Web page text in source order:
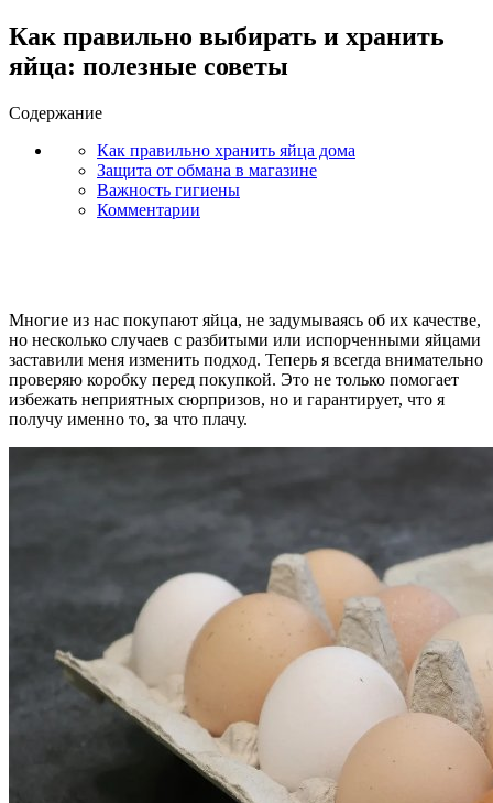
Как правильно выбирать и хранить
яйца: полезные советы
Содержание
Как правильно хранить яйца дома
Защита от обмана в магазине
Важность гигиены
Комментарии
Многие из нас покупают яйца, не задумываясь об их качестве,
но несколько случаев с разбитыми или испорченными яйцами
заставили меня изменить подход. Теперь я всегда внимательно
проверяю коробку перед покупкой. Это не только помогает
избежать неприятных сюрпризов, но и гарантирует, что я
получу именно то, за что плачу.